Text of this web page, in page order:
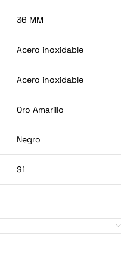
36 MM
Acero inoxidable
Acero inoxidable
Oro Amarillo
Negro
Sí